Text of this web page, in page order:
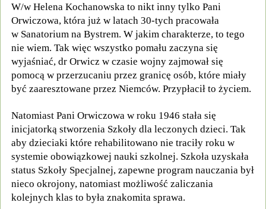
W/w Helena Kochanowska to nikt inny tylko Pani
Orwiczowa, która już w latach 30-tych pracowała
w Sanatorium na Bystrem. W jakim charakterze, to tego
nie wiem. Tak więc wszystko pomału zaczyna się
wyjaśniać, dr Orwicz w czasie wojny zajmował się
pomocą w przerzucaniu przez granicę osób, które miały
być zaaresztowane przez Niemców. Przypłacił to życiem.
Natomiast Pani Orwiczowa w roku 1946 stała się
inicjatorką stworzenia Szkoły dla leczonych dzieci. Tak
aby dzieciaki które rehabilitowano nie traciły roku w
systemie obowiązkowej nauki szkolnej. Szkoła uzyskała
status Szkoły Specjalnej, zapewne program nauczania był
nieco okrojony, natomiast możliwość zaliczania
kolejnych klas to była znakomita sprawa.